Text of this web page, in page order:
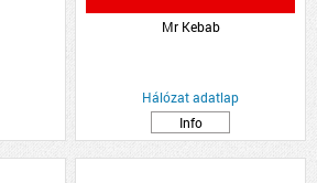
Mr Kebab
Hálózat adatlap
Info